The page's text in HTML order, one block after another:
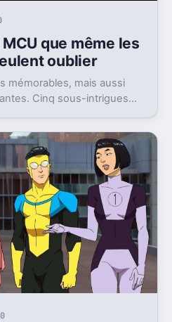
que même les
oublier
mémorables, mais aussi
Cinq sous-intrigues